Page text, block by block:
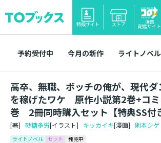
特設サイト ストア 漫画
配信サイト
予約受付中 今月の新作 ライトノベル
高卒、無職、ボッチの俺が、現代
を稼げたワケ 原作小説第2巻+コミ
巻 2冊同時購入セット【特典SS付
[著] 砂糖多労[イラスト] キッカイキ[漫画] 則本シゲ
ライトノベル セット 発売中